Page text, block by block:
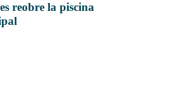
reobre la piscina